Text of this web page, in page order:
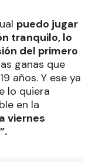
puedo jugar
tranquilo, lo
del primero
ganas que
años. Y ese ya
lo quiera
en la
viernes